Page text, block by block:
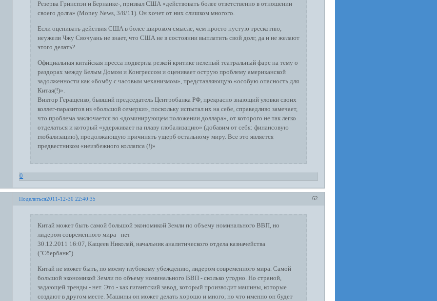
Резерва Гринспэн и Бернанке-, призвал США «действовать более ответственно в отношении
своего долга» (Money News, 3/8/11). Он хочет от них слишком многого.
Если оценивать действия США в более широком смысле, чем просто пустую трескотню,
неужели Чжу Сяочуань не знает, что США не в состоянии выплатить свой долг, да и не желают
этого делать?
Официальная китайская пресса подвергла резкой критике нелепый театральный фарс на тему о
раздорах между Белым Домом и Конгрессом и оценивает острую проблему американской
задолженности как «бомбу с часовым механизмом», представляющую «особую опасность для
Китая(!)».
Виктор Геращенко, бывший председатель Центробанка РФ, прекрасно знающий уловки своих
коллег-паразитов из «большой семерки», поскольку испытал их на себе, справедливо замечает,
что проблема заключается во «доминирующем положении доллара», от которого не так легко
отделаться и который «удерживает на плаву глобализацию» (добавим от себя: финансовую
глобализацию), продолжающую причинять ущерб остальному миру. Все это является
предвестником «неизбежного коллапса (!)»
0
Поделиться 62
2011-12-30 22:40:35
Китай может быть самой большой экономикой Земли по объему номинального ВВП, но
лидером современного мира - нет
30.12.2011 16:07, Кащеев Николай, начальник аналитического отдела казначейства
("Сбербанк")
Китай не может быть, по моему глубокому убеждению, лидером современного мира. Самой
большой экономикой Земли по объему номинального ВВП - сколько угодно. Но страной,
задающей тренды - нет. Это - как гигантский завод, который производит машины, которые
создают в другом месте. Машины он может делать хорошо и много, но что именно он будет